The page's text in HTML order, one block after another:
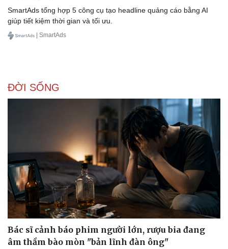
Doanh nghiệp
Tin Công nghệ
Trải nghiệm
Chuyển đổi số
SmartAds tổng hợp 5 công cụ tạo headline quảng cáo bằng AI
giúp tiết kiệm thời gian và tối ưu.
| SmartAds
ĐỜI SỐNG
Bác sĩ cảnh báo phim người lớn, rượu bia đang
âm thầm bào mòn "bản lĩnh đàn ông"